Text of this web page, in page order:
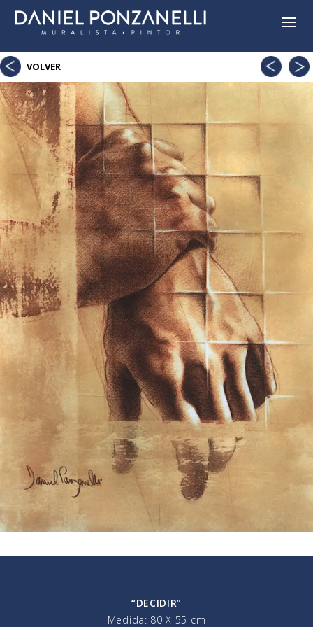
VOLVER
Sin
título
Eva
“DECIDIR”
Medida: 80 X 55 cm